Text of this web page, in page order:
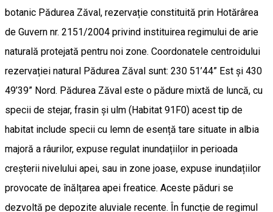
botanic Pădurea Zăval, rezervație constituită prin Hotărârea
de Guvern nr. 2151/2004 privind instituirea regimului de arie
naturală protejată pentru noi zone. Coordonatele centroidului
rezervației natural Pădurea Zăval sunt: 230 51’44” Est și 430
49’39” Nord. Pădurea Zăval este o pădure mixtă de luncă, cu
specii de stejar, frasin și ulm (Habitat 91F0) acest tip de
habitat include specii cu lemn de esență tare situate in albia
majoră a râurilor, expuse regulat inundațiilor in perioada
creșterii nivelului apei, sau in zone joase, expuse inundațiilor
provocate de înălțarea apei freatice. Aceste păduri se
dezvoltă pe depozite aluviale recente. În funcție de regimul